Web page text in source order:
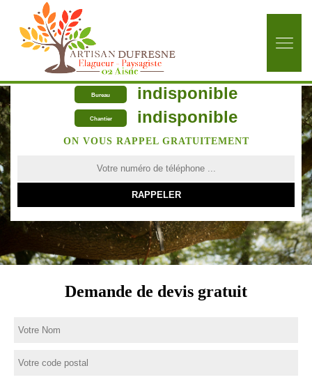
Bureau indisponible
Chantier indisponible
ON VOUS RAPPEL GRATUITEMENT
Demande de devis gratuit